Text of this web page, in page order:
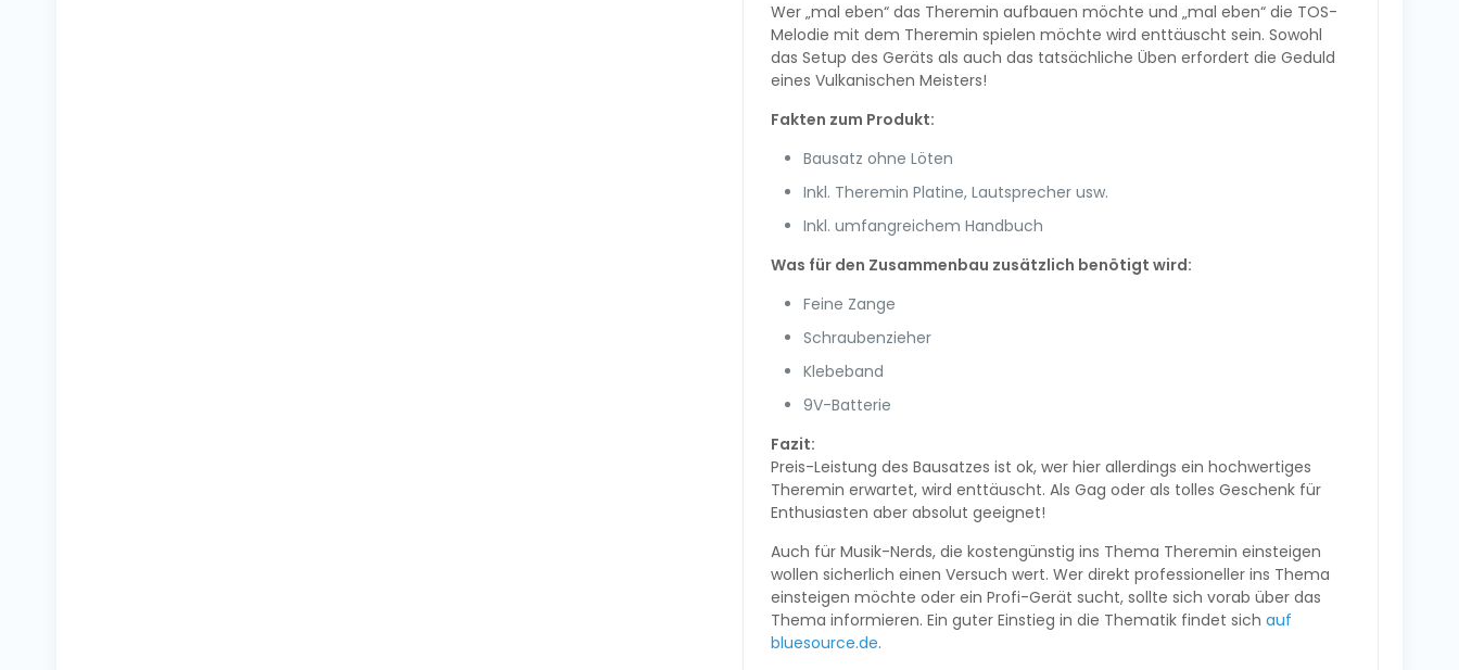
Wer „mal eben“ das Theremin aufbauen möchte und „mal eben“ die TOS-
Melodie mit dem Theremin spielen möchte wird enttäuscht sein. Sowohl
das Setup des Geräts als auch das tatsächliche Üben erfordert die Geduld
eines Vulkanischen Meisters!
Fakten zum Produkt:
Bausatz ohne Löten
Inkl. Theremin Platine, Lautsprecher usw.
Inkl. umfangreichem Handbuch
Was für den Zusammenbau zusätzlich benötigt wird:
Feine Zange
Schraubenzieher
Klebeband
9V-Batterie
Fazit:
Preis-Leistung des Bausatzes ist ok, wer hier allerdings ein hochwertiges
Theremin erwartet, wird enttäuscht. Als Gag oder als tolles Geschenk für
Enthusiasten aber absolut geeignet!
Auch für Musik-Nerds, die kostengünstig ins Thema Theremin einsteigen
wollen sicherlich einen Versuch wert. Wer direkt professioneller ins Thema
einsteigen möchte oder ein Profi-Gerät sucht, sollte sich vorab über das
Thema informieren. Ein guter Einstieg in die Thematik findet sichauf
bluesource.de.